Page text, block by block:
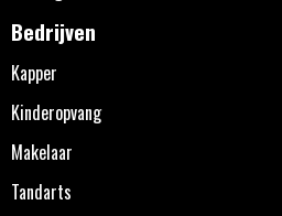
Bedrijven
Kapper
Kinderopvang
Makelaar
Tandarts